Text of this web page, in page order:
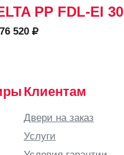
PP FDL-EI 30
520
Клиентам
Двери на заказ
Услуги